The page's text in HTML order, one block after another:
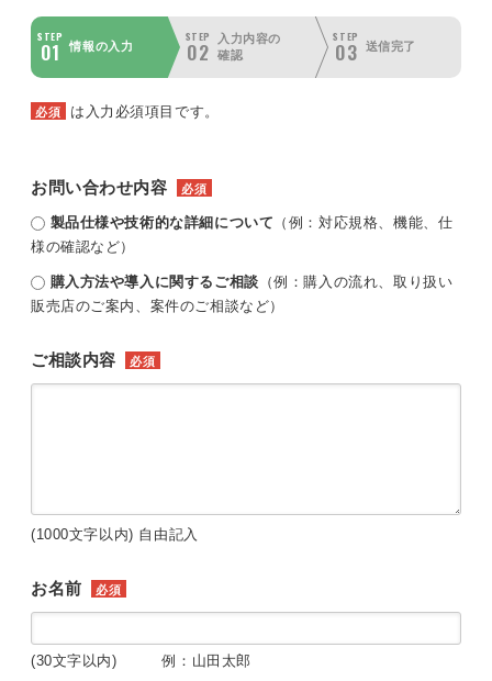
STEP
01 情報の入力
STEP
02
入力内容の
確認
STEP
03 送信完了
必須 は入力必須項目です。
お問い合わせ内容 必須
製品仕様や技術的な詳細について （例：対応規格、機能、仕
様の確認など）
購入方法や導入に関するご相談 （例：購入の流れ、取り扱い
販売店のご案内、案件のご相談など）
ご相談内容 必須
(1000文字以内) 自由記入
お名前 必須
(30文字以内) 例：山田太郎